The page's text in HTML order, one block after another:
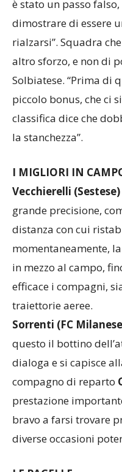
prezioso – spiega il
è stato un passo
dimostrare di essere
rialzarsi”. Squadra
altro sforzo, e non di
Solbiatese. “Prima di
piccolo bonus, che ci
classifica dice che
I MIGLIORI IN
Vecchierelli
grande precisione,
distanza con cui
momentaneamente,
in mezzo al campo,
efficace i compagni,
traiettorie aeree.
Sorrenti (FC
questo il bottino
dialoga e si capisce
compagno di reparto
prestazione
bravo a farsi trovare